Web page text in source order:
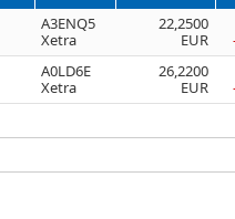
A3ENQ5
Xetra
22,2500
EUR
A0LD6E
Xetra
26,2200
EUR